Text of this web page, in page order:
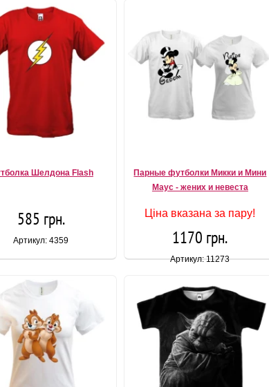
Шелдона Flash
585 грн.
Артикул: 4359
Парные футболки Микки и Мини
Маус - жених и невеста
Ціна вказана за пару!
1170 грн.
Артикул: 11273